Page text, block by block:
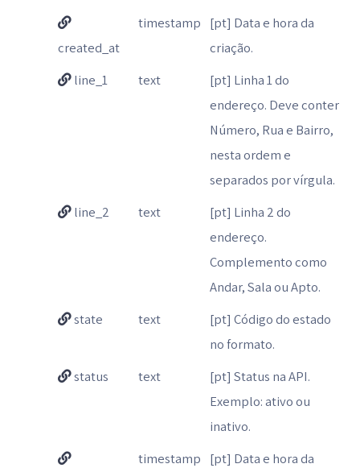
created_at
timestamp [pt] Data e hora da
criação.
line_1
text
[pt] Linha 1 do
endereço. Deve conter
Número, Rua e Bairro,
nesta ordem e
separados por vírgula.
line_2
text
[pt] Linha 2 do
endereço.
Complemento como
Andar, Sala ou Apto.
state
text
[pt] Código do estado
no formato.
status
text
[pt] Status na API.
Exemplo: ativo ou
inativo.
timestamp [pt] Data e hora da